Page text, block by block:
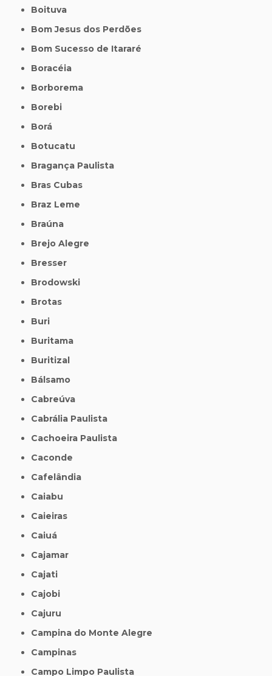
Boituva
Bom Jesus dos Perdões
Bom Sucesso de Itararé
Boracéia
Borborema
Borebi
Borá
Botucatu
Bragança Paulista
Bras Cubas
Braz Leme
Braúna
Brejo Alegre
Bresser
Brodowski
Brotas
Buri
Buritama
Buritizal
Bálsamo
Cabreúva
Cabrália Paulista
Cachoeira Paulista
Caconde
Cafelândia
Caiabu
Caieiras
Caiuá
Cajamar
Cajati
Cajobi
Cajuru
Campina do Monte Alegre
Campinas
Campo Limpo Paulista